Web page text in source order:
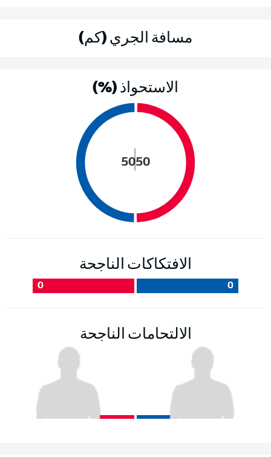
مسافة الجري (كم)
الاستحواذ (%)
50
50
الافتكاكات الناجحة
0
0
الالتحامات الناجحة